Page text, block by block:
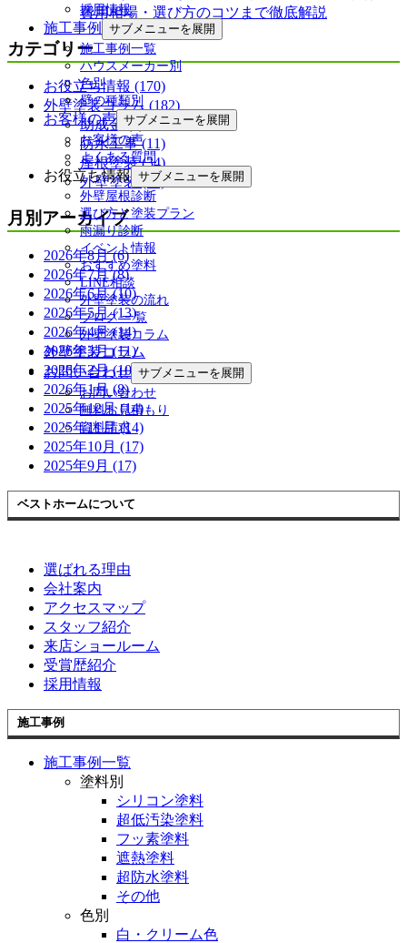
採用情報
施工事例
サブメニューを展開
施工事例一覧
ハウスメーカー別
色別
壁の種類別
お客様の声 サブメニューを展開
お客様の声
よくある質問
お役立ち情報 サブメニューを展開
外壁屋根診断
選び方と塗装プラン
雨漏り診断
イベント情報
おすすめ塗料
LINE相談
外壁塗装の流れ
ブログ 一覧
外壁塗装コラム
外壁塗装コラム
お問い合わせ サブメニューを展開
お問い合わせ
無料お見積もり
資料請求
費用相場・選び方のコツまで徹底解説
カテゴリー
お役立ち情報 (170)
外壁塗装コラム (182)
助成金 (3)
防水工事 (11)
屋根塗装 (34)
外壁塗装 (45)
月別アーカイブ
2026年8月 (6)
2026年7月 (8)
2026年6月 (10)
2026年5月 (13)
2026年4月 (14)
2026年3月 (11)
2026年2月 (10)
2026年1月 (8)
2025年12月 (14)
2025年11月 (14)
2025年10月 (17)
2025年9月 (17)
ベストホームについて
選ばれる理由
会社案内
アクセスマップ
スタッフ紹介
来店ショールーム
受賞歴紹介
採用情報
施工事例
施工事例一覧
塗料別
シリコン塗料
超低汚染塗料
フッ素塗料
遮熱塗料
超防水塗料
その他
色別
白・クリーム色